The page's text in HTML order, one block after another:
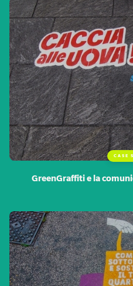
CASE
GreenGraffiti e la